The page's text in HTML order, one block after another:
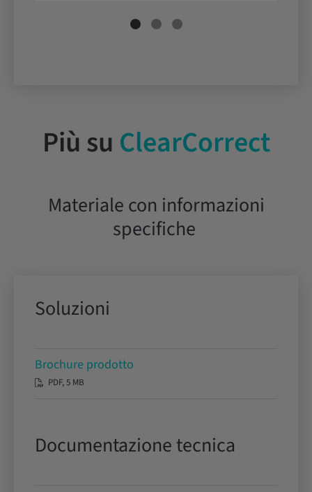
Più su ClearCorrect
Materiale con informazioni
specifiche
Soluzioni
Brochure prodotto
PDF, 5 MB
Documentazione tecnica